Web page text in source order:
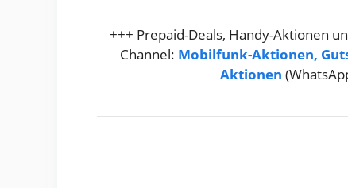
+++ Prepaid-Deals, Handy-Aktionen
Channel: Mobilfunk-Aktionen,
Aktionen